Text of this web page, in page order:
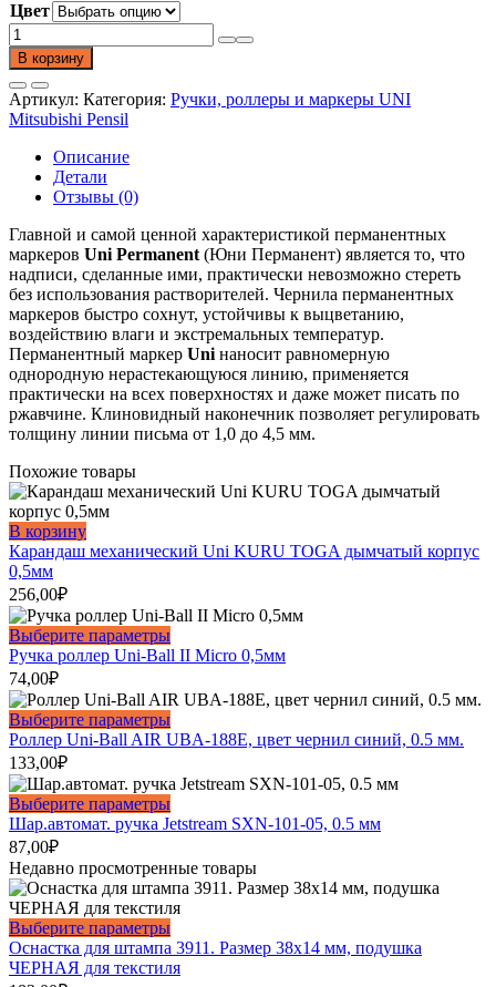
Цвет
Количество
товара
Перманентный
маркер
No.380B,
наконечник
скошенный,
В корзину
Артикул: Категория: Ручки, роллеры и маркеры UNI
Mitsubishi Pensil
Описание
Детали
Отзывы (0)
Главной и самой ценной характеристикой перманентных
маркеров Uni Permanent (Юни Перманент) является то, что
надписи, сделанные ими, практически невозможно стереть
без использования растворителей. Чернила перманентных
маркеров быстро сохнут, устойчивы к выцветанию,
воздействию влаги и экстремальных температур.
Перманентный маркер Uni наносит равномерную
однородную нерастекающуюся линию, применяется
практически на всех поверхностях и даже может писать по
ржавчине. Клиновидный наконечник позволяет регулировать
толщину линии письма от 1,0 до 4,5 мм.
Похожие товары
В корзину
Карандаш механический Uni KURU TOGA дымчатый корпус
0,5мм
256,00₽
Выберите параметрыЭтот
товар
несколько
вариаций.
Опции
можно
выбрать
на
странице
товара.
Ручка роллер Uni-Ball II Micro 0,5мм
74,00₽
Выберите параметрыЭтот
товар
несколько
вариаций.
Опции
можно
на
странице
товара.
Роллер Uni-Ball AIR UBA-188E, цвет чернил синий, 0.5 мм.
133,00₽
Выберите параметрыЭтот
товар
несколько
вариаций.
Опции
можно
выбрать
на
странице
Шар.автомат. ручка Jetstream SXN-101-05, 0.5 мм
87,00₽
Недавно просмотренные товары
Выберите параметрыЭтот
товар
имеет
Оснастка для штампа 3911. Размер 38х14 мм, подушка
ЧЕРНАЯ для текстиля